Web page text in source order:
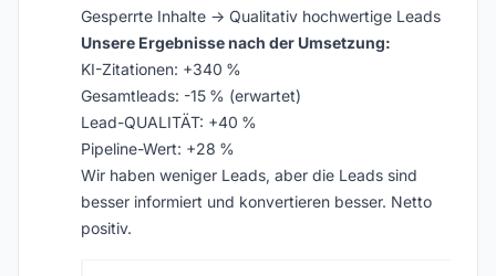
Gesperrte Inhalte → Qualitativ hochwertige Leads
Unsere Ergebnisse nach der Umsetzung:
KI-Zitationen: +340 %
Gesamtleads: -15 % (erwartet)
Lead-QUALITÄT: +40 %
Pipeline-Wert: +28 %
Wir haben weniger Leads, aber die Leads sind
besser informiert und konvertieren besser. Netto
positiv.